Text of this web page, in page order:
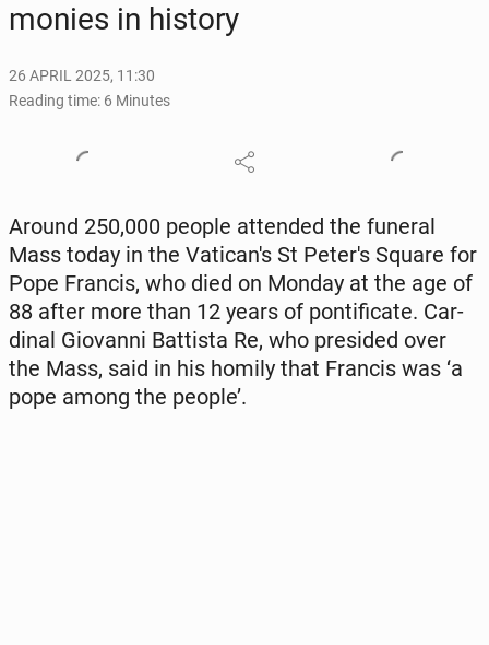
monies in history
26 APRIL 2025, 11:30
Reading time: 6 Minutes
Around 250,000 people at­tend­ed the funeral
Mass today in the Vat­i­can's St Peter's Square for
Pope Francis, who died on Monday at the age of
88 after more than 12 years of pon­tif­i­cate. Car­
di­nal Gio­van­ni Bat­tista Re, who presided over
the Mass, said in his homily that Francis was ‘a
pope among the people’.